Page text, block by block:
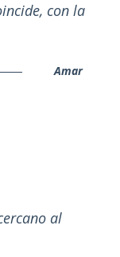
con la
Amar
al